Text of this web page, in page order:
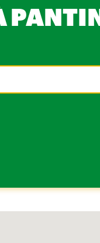
PANTIN